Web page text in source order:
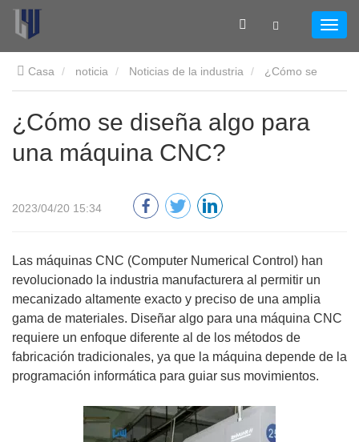
Casa noticia Noticias de la industria
diseña algo para una máquina CNC?
¿Cómo se diseña algo para
una máquina CNC?
2023/04/20 15:34
Las máquinas CNC (Computer Numerical Control) han
revolucionado la industria manufacturera al permitir un
mecanizado altamente exacto y preciso de una amplia
gama de materiales. Diseñar algo para una máquina CNC
requiere un enfoque diferente al de los métodos de
fabricación tradicionales, ya que la máquina depende de la
programación informática para guiar sus movimientos.